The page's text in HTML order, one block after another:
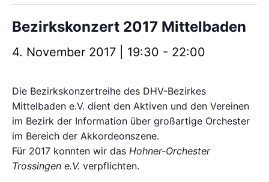
Bezirkskonzert 2017 Mittelbaden
4. November 2017 | 19:30 - 22:00
Die Bezirkskonzertreihe des DHV-Bezirkes
Mittelbaden e.V. dient den Aktiven und den Vereinen
im Bezirk der Information über großartige Orchester
im Bereich der Akkordeonszene.
Für 2017 konnten wir das Hohner-Orchester
Trossingen e.V. verpflichten.